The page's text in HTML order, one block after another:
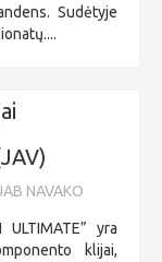
Sudėtyje
NAVAKO
yra
klijai,